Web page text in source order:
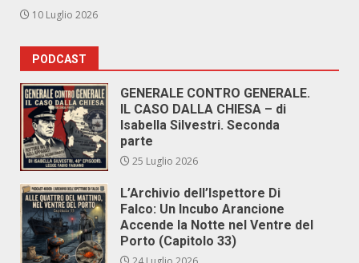
10 Luglio 2026
PODCAST
GENERALE CONTRO GENERALE.
IL CASO DALLA CHIESA – di
Isabella Silvestri. Seconda
parte
25 Luglio 2026
L’Archivio dell’Ispettore Di
Falco: Un Incubo Arancione
Accende la Notte nel Ventre del
Porto (Capitolo 33)